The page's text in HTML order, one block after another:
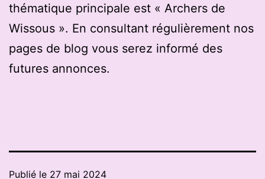
thématique principale est « Archers de
Wissous ». En consultant régulièrement nos
pages de blog vous serez informé des
futures annonces.
Publié le 27 mai 2024